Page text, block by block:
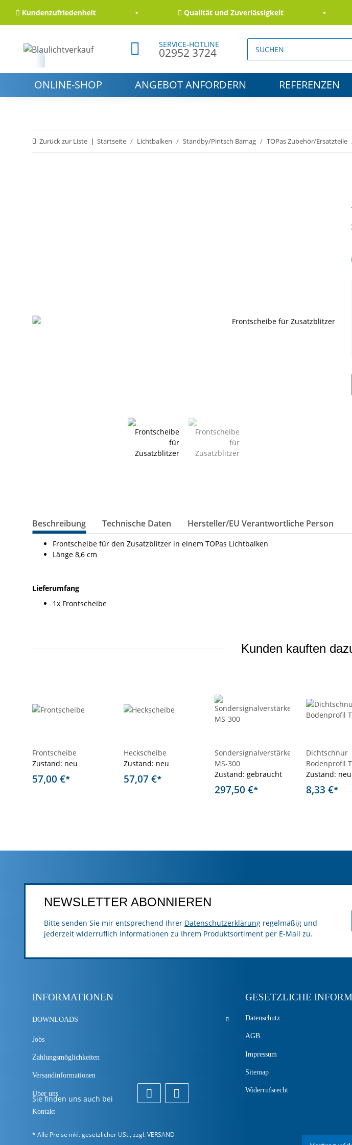
Kundenzufriedenheit Qualität und Zuverlässigkeit
SERVICE-HOTLINE
02952 3724
ONLINE-SHOP ANGEBOT ANFORDERN REFERENZEN
Zurück zur Liste Startseite Lichtbalken Standby/Pintsch Bamag TOPas Zubehör/Ersatzteile
Beschreibung Technische Daten Hersteller/EU Verantwortliche Person
Frontscheibe für den Zusatzblitzer in einem TOPas Lichtbalken
Länge 8,6 cm
Lieferumfang
1x Frontscheibe
Kunden kauften
Frontscheibe
Zustand: neu
57,00 €*
Heckscheibe
Zustand: neu
57,07 €*
Sondersignalverstärker
MS-300
Zustand: gebraucht
297,50 €*
Dichtschnur
Bodenprofil
Zustand: neu
8,33 €*
NEWSLETTER ABONNIEREN
Bitte senden Sie mir entsprechend Ihrer Datenschutzerklärung regelmäßig und
jederzeit widerruflich Informationen zu Ihrem Produktsortiment per E-Mail zu.
INFORMATIONEN
DOWNLOADS
Jobs
Zahlungsmöglichkeiten
Versandinformationen
Über uns
Kontakt
GESETZLICHE
Datenschutz
AGB
Impressum
Sitemap
Widerrufsrecht
Sie finden uns auch bei
* Alle Preise inkl. gesetzlicher USt., zzgl.VERSAND